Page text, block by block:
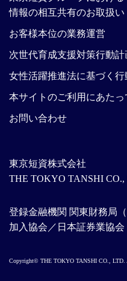
東京短資株式会社
THE TOKYO TANSHI CO.,
登録金融機関 関東財務局
加入協会／日本証券業協会
情報の相互共有のお取扱い
お客様本位の業務運営
次世代育成支援対策行動計
女性活躍推進法に基づく行
本サイトのご利用にあたっ
お問い合わせ
Copyright© THE TOKYO TANSHI CO., LTD.